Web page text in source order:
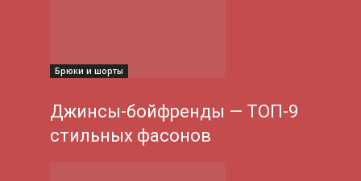
Брюки и шорты
Джинсы-бойфренды — ТОП-9
стильных фасонов